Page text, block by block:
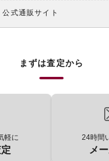
式通販サイト
まずは査定から
軽に 24時間
メ